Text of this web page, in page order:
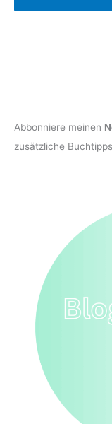
Abbonniere meinen
zusätzliche